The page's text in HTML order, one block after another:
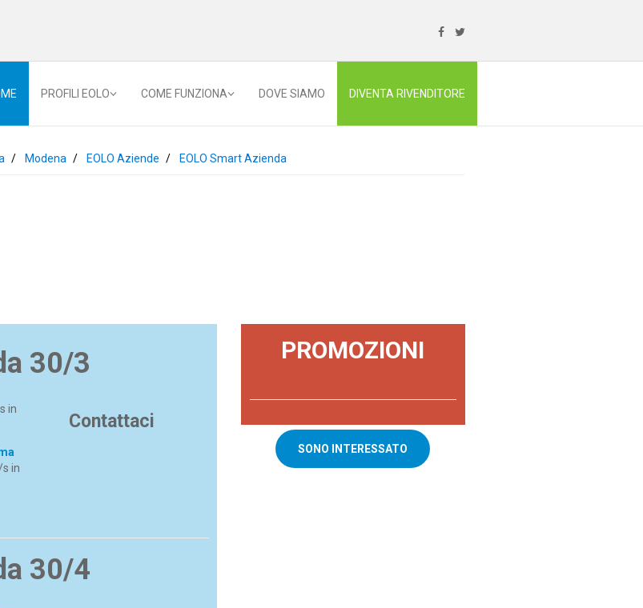
PROFILI EOLO COME FUNZIONA DOVE SIAMO DIVENTA RIVENDITORE
Modena EOLO Aziende EOLO Smart Azienda
30/3
in
in
Contattaci
30/4
PROMOZIONI
SONO INTERESSATO